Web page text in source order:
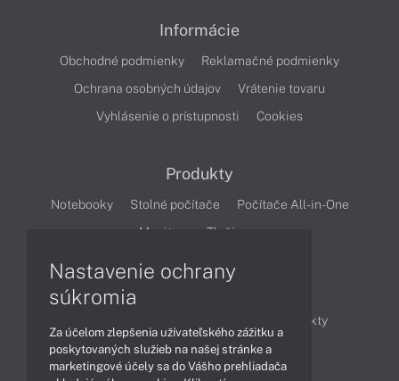
Informácie
Obchodné podmienky
Reklamačné podmienky
Ochrana osobných údajov
Vrátenie tovaru
Vyhlásenie o prístupnosti
Cookies
Produkty
Notebooky Stolné počítače
Počítače All-in-One
Monitory
Tlačiarne
Produkty
Technológie
Videá
Nastavenie ochrany
súkromia
Za účelom zlepšenia užívateľského zážitku a
poskytovaných služieb na našej stránke a
marketingové účely sa do Vášho prehliadača